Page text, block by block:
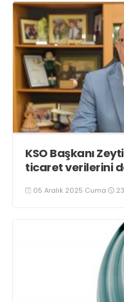
KSO Başkanı
ticaret verilerini
05 Aralık 2025 Cuma